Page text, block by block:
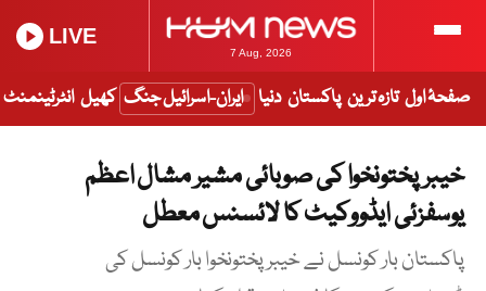
7 Aug, 2026
LIVE
صفحۂ اول تازہ ترین پاکستان دنیا ایران-اسرائیل جنگ کھیل انٹرٹینمنٹ
خیبرپختونخوا کی صوبائی مشیر مشال اعظم
یوسفزئی ایڈووکیٹ کا لائسنس معطل
پاکستان بار کونسل نے خیبر پختونخوا بار کونسل کی